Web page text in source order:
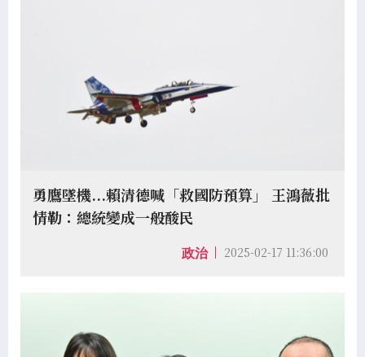
勇鷹墜機...賴清德喊「救國防預算」 王鴻薇批
情勒：總統變成一般酸民
政治 2025-02-17 11:36:00